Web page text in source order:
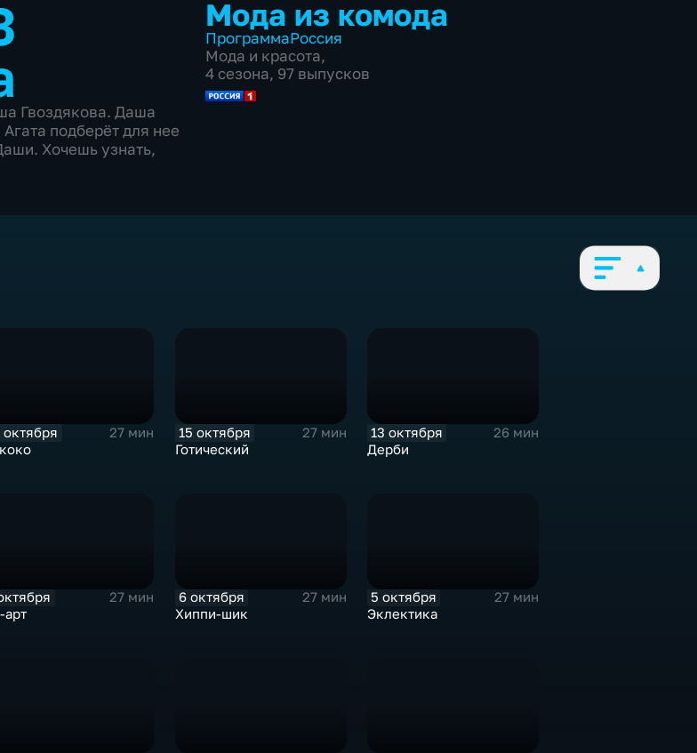
Гвоздякова. Даша
подберёт для нее
Хочешь узнать,
Мода из комода
ПрограммаРоссия
Мода и красота,
4 сезона, 97 выпусков
октября
27 мин
15 октября
27 мин
Готический
13 октября
26 мин
Дерби
27 мин
арт
6 октября
27 мин
Хиппи-шик
5 октября
27 мин
Эклектика